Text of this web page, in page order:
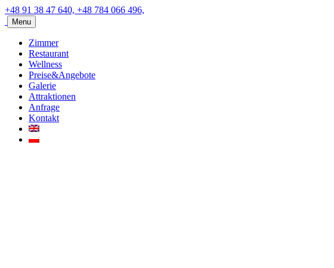
+48 91 38 47 640, +48 784 066 496,
Menu
Zimmer
Restaurant
Wellness
Preise&Angebote
Galerie
Attraktionen
Anfrage
Kontakt